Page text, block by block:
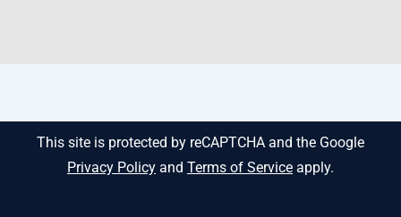
This site is protected by reCAPTCHA and the Google
Privacy Policy and Terms of Service apply.